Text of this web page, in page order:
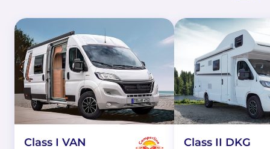
Class I VAN Class II DKG